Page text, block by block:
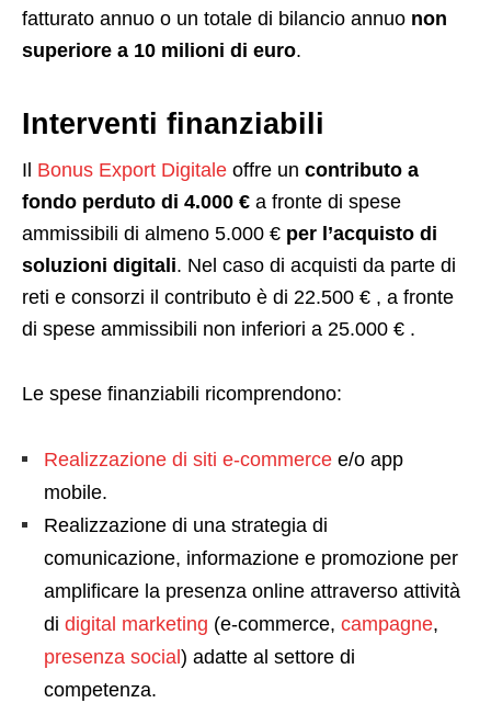
fatturato annuo o un totale di bilancio annuo non
superiore a 10 milioni di euro.
Interventi finanziabili
Il Bonus Export Digitale offre un contributo a
fondo perduto di 4.000 € a fronte di spese
ammissibili di almeno 5.000 € per l’acquisto di
soluzioni digitali. Nel caso di acquisti da parte di
reti e consorzi il contributo è di 22.500 € , a fronte
di spese ammissibili non inferiori a 25.000 € .
Le spese finanziabili ricomprendono:
Realizzazione di siti e-commerce e/o app
mobile.
Realizzazione di una strategia di
comunicazione, informazione e promozione per
amplificare la presenza online attraverso attività
di digital marketing (e-commerce, campagne,
presenza social ) adatte al settore di
competenza.